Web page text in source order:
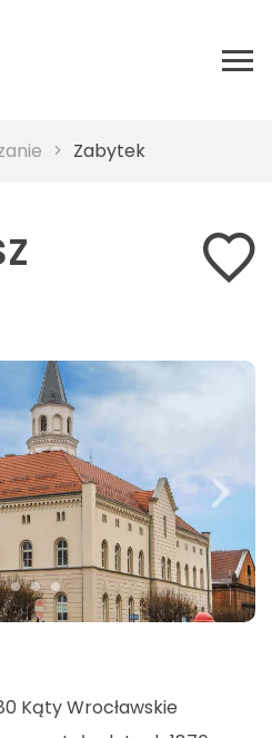
Zabytek
Kąty Wrocławskie